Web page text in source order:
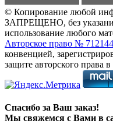
© Копирование любой
ЗАПРЕЩЕНО, без
использование любого
Авторское право №
конвенцией,
защите авторского
Спасибо за Ваш заказ!
Мы свяжемся с Вами в